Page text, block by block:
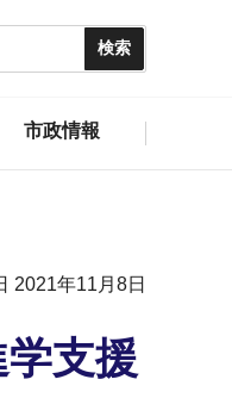
市政情報
2021年11月8日
支援